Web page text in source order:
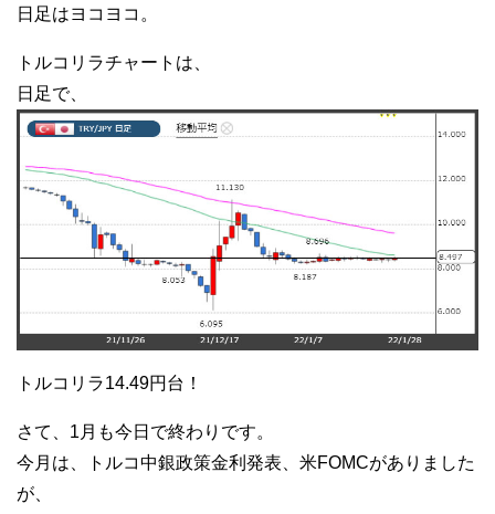
日足はヨコヨコ。
トルコリラチャートは、
日足で、
トルコリラ14.49円台！
さて、1月も今日で終わりです。
今月は、トルコ中銀政策金利発表、米FOMCがありました
が、